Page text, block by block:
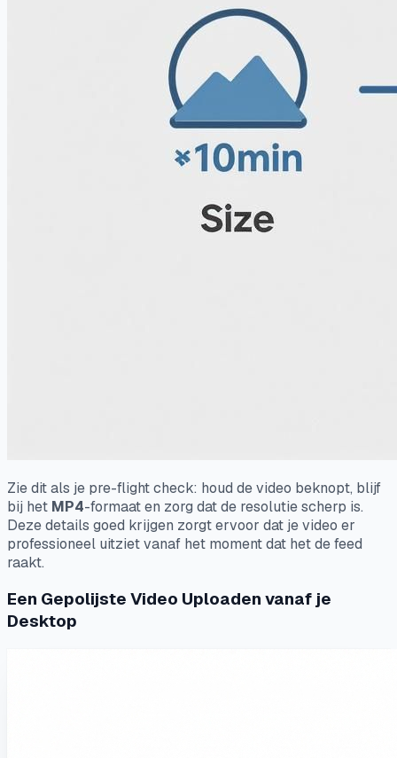
Zie dit als je pre-flight check: houd de video beknopt, blijf
bij het MP4-formaat en zorg dat de resolutie scherp is.
Deze details goed krijgen zorgt ervoor dat je video er
professioneel uitziet vanaf het moment dat het de feed
raakt.
Een Gepolijste Video Uploaden vanaf je
Desktop